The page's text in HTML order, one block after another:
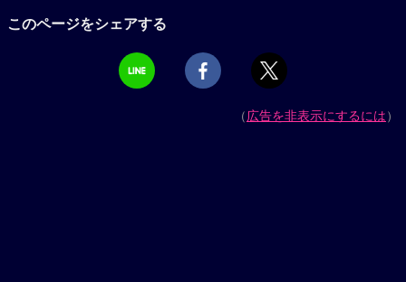
このページをシェアする
（広告を非表示にするには）